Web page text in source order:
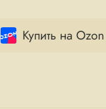
Купить на Ozon